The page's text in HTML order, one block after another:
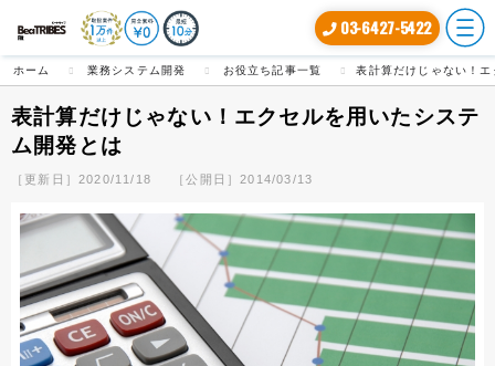
03-6427-5422
ホーム 業務システム開発 お役立ち記事一覧 表計算だけじゃない！
表計算だけじゃない！エクセルを用いたシステ
ム開発とは
［更新日］2020/11/18 ［公開日］2014/03/13